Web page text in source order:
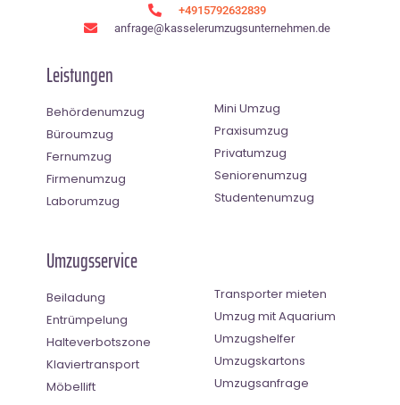
+4915792632839
anfrage@kasselerumzugsunternehmen.de
Leistungen
Behördenumzug
Büroumzug
Fernumzug
Firmenumzug
Laborumzug
Mini Umzug
Praxisumzug
Privatumzug
Seniorenumzug
Studentenumzug
Umzugsservice
Beiladung
Entrümpelung
Halteverbotszone
Klaviertransport
Möbellift
Transporter mieten
Umzug mit Aquarium
Umzugshelfer
Umzugskartons
Umzugsanfrage